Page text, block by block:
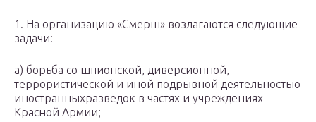
1. На организацию «Смерш» возлагаются следующие
задачи:
а) борьба со шпионской, диверсионной,
террористической и иной подрывной деятельностью
иностранныхразведок в частях и учреждениях
Красной Армии;